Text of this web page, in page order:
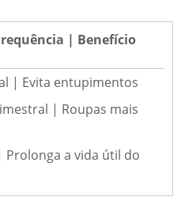
| Benefício
| Evita entupimentos
| Roupas mais
Prolonga a vida útil do